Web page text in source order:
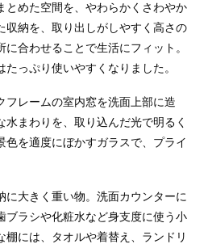
とめた空間を、やわらかくさわやか
収納を、取り出しがしやすく高さの
合わせることで生活にフィット。
っぷり使いやすくなりました。
フレームの室内窓を洗面上部に造
まわりを、取り込んだ光で明るく
色を適度にぼかすガラスで、プライ
に大きく重い物。洗面カウンターに
ブラシや化粧水など身支度に使う小
には、タオルや着替え、ランドリ